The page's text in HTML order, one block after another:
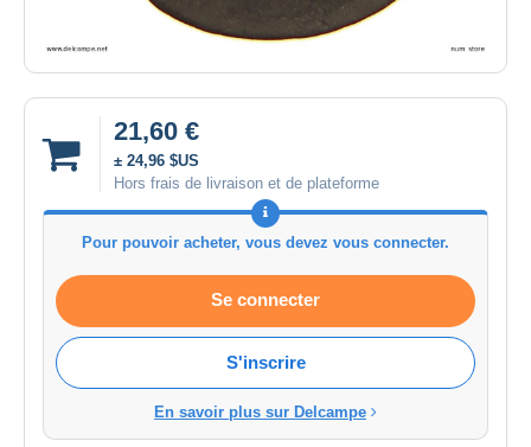
21,60 €
± 24,96 $US
Hors frais de livraison et de plateforme
Pour pouvoir acheter, vous devez vous connecter.
Se connecter
S'inscrire
En savoir plus sur Delcampe